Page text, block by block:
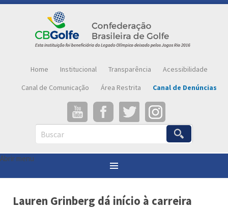
Home Institucional Transparência
Acessibilidade
Canal de Comunicação
Área Restrita Canal de Denúncias
Buscar
Abrir menu
Você está aqui: Notícias
Lauren Grinberg dá início à carreira profissional no golfe europeu
Lauren Grinberg dá início à carreira